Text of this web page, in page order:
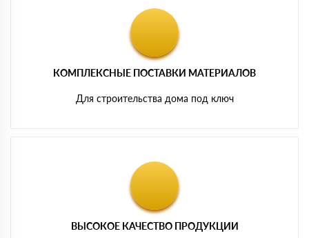
КОМПЛЕКСНЫЕ ПОСТАВКИ МАТЕРИАЛОВ
Для строительства дома под ключ
ВЫСОКОЕ КАЧЕСТВО ПРОДУКЦИИ